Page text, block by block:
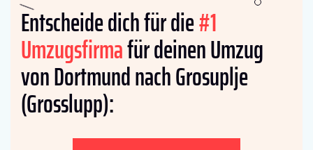
Entscheide dich für die#1
Umzugsfirmafür deinen Umzug
von Dortmund nach Grosuplje
(Grosslupp):